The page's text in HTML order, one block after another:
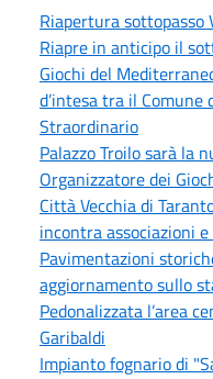
Riapertura sottopasso
Riapre in anticipo il
Giochi del
d’intesa tra il Comune
Straordinario
Palazzo Troilo sarà la
Organizzatore dei
Città Vecchia di
incontra associazioni
Pavimentazioni
aggiornamento sullo
Pedonalizzata l’area
Garibaldi
Impianto fognario di